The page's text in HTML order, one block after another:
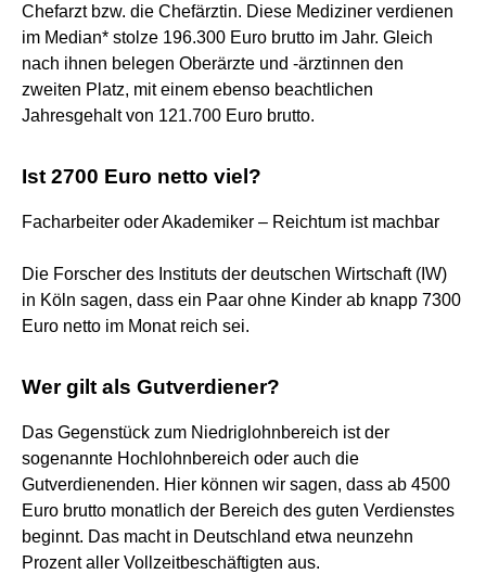
Chefarzt bzw. die Chefärztin. Diese Mediziner verdienen
im Median* stolze 196.300 Euro brutto im Jahr. Gleich
nach ihnen belegen Oberärzte und -ärztinnen den
zweiten Platz, mit einem ebenso beachtlichen
Jahresgehalt von 121.700 Euro brutto.
Ist 2700 Euro netto viel?
Facharbeiter oder Akademiker – Reichtum ist machbar
Die Forscher des Instituts der deutschen Wirtschaft (IW)
in Köln sagen, dass ein Paar ohne Kinder ab knapp 7300
Euro netto im Monat reich sei.
Wer gilt als Gutverdiener?
Das Gegenstück zum Niedriglohnbereich ist der
sogenannte Hochlohnbereich oder auch die
Gutverdienenden. Hier können wir sagen, dass ab 4500
Euro brutto monatlich der Bereich des guten Verdienstes
beginnt. Das macht in Deutschland etwa neunzehn
Prozent aller Vollzeitbeschäftigten aus.